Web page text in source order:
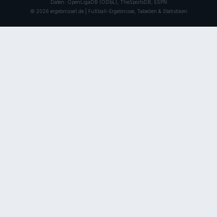
Daten: OpenLigaDB (ODbL), TheSportsDB, ESPN
© 2026 ergebnisse1.de | Fußball-Ergebnisse, Tabellen & Statistiken